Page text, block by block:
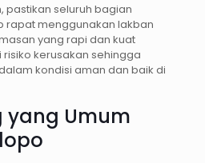
pastikan seluruh bagian
rapat menggunakan lakban
yang rapi dan kuat
kerusakan sehingga
kondisi aman dan baik di
yang Umum